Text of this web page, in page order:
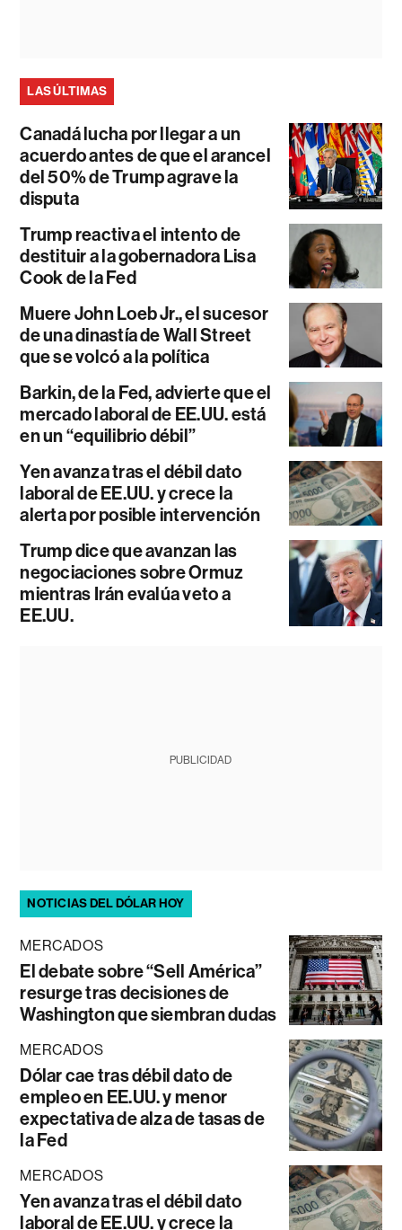
LAS ÚLTIMAS
Canadá lucha por llegar a un
acuerdo antes de que el arancel
del 50% de Trump agrave la
disputa
Trump reactiva el intento de
destituir a la gobernadora Lisa
Cook de la Fed
Muere John Loeb Jr., el sucesor
de una dinastía de Wall Street
que se volcó a la política
Barkin, de la Fed, advierte que el
mercado laboral de EE.UU. está
en un “equilibrio débil”
Yen avanza tras el débil dato
laboral de EE.UU. y crece la
alerta por posible intervención
Trump dice que avanzan las
negociaciones sobre Ormuz
mientras Irán evalúa veto a
EE.UU.
PUBLICIDAD
NOTICIAS DEL DÓLAR HOY
MERCADOS
El debate sobre “Sell América”
resurge tras decisiones de
Washington que siembran dudas
MERCADOS
Dólar cae tras débil dato de
empleo en EE.UU. y menor
expectativa de alza de tasas de
la Fed
MERCADOS
Yen avanza tras el débil dato
laboral de EE.UU. y crece la